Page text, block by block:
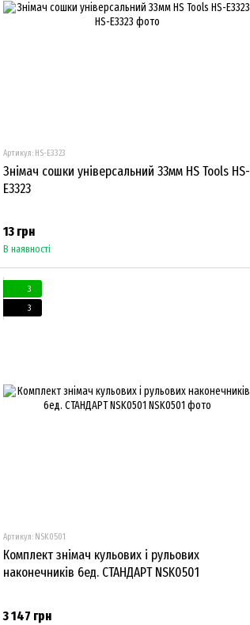
Артикул: HS-E3323
Знімач сошки універсальний 33мм HS Tools HS-
E3323
13 грн
В наявності
3
3
Артикул: NSK0501
Комплект знімач кульових і рульових
наконечників 6ед. СТАНДАРТ NSK0501
3 147 грн